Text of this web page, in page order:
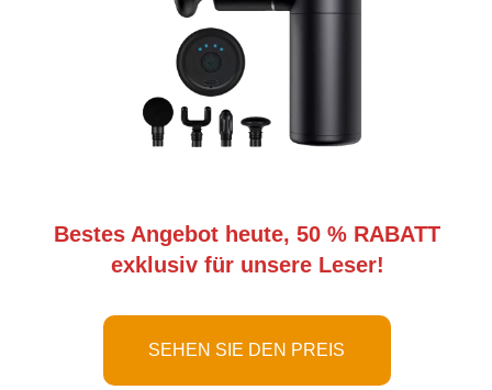
Bestes Angebot heute, 50 % RABATT
exklusiv für unsere Leser!
SEHEN SIE DEN PREIS